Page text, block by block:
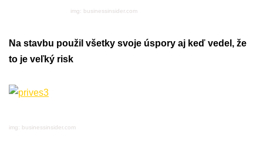
img: businessinsider.com
Na stavbu použil všetky svoje úspory aj keď vedel, že
to je veľký risk
img: businessinsider.com